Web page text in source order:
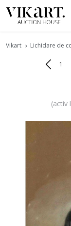
Vikart Lichidare de
1
(activ